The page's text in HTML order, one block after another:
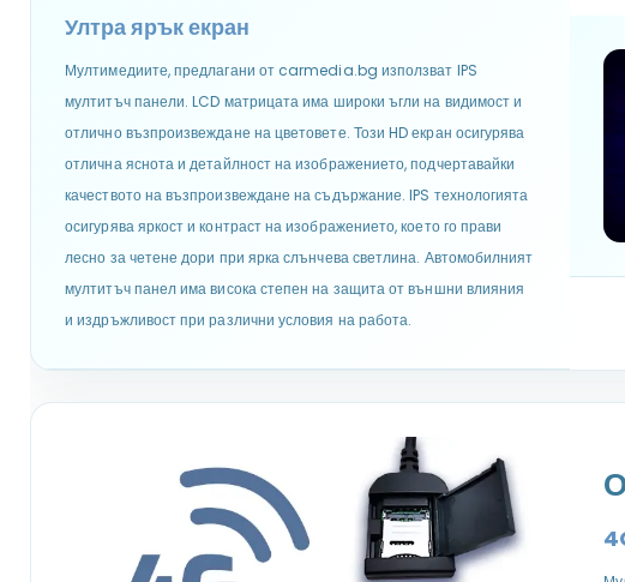
Ултра ярък екран
Мултимедиите, предлагани от carmedia.bg използват IPS
мултитъч панели. LCD матрицата има широки ъгли на видимост и
отлично възпроизвеждане на цветовете. Този HD екран осигурява
отлична яснота и детайлност на изображението, подчертавайки
качеството на възпроизвеждане на съдържание. IPS технологията
осигурява яркост и контраст на изображението, което го прави
лесно за четене дори при ярка слънчева светлина. Автомобилният
мултитъч панел има висока степен на защита от външни влияния
и издръжливост при различни условия на работа.